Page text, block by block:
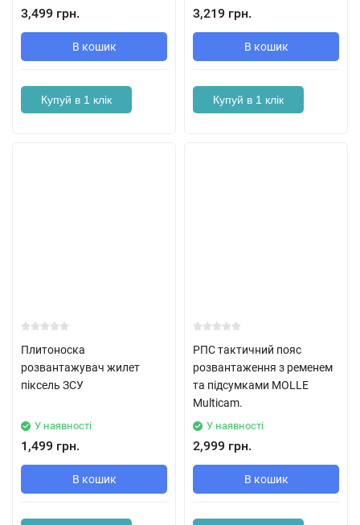
3,499 грн.
В кошик
Купуй в 1 клік
3,219 грн.
В кошик
Купуй в 1 клік
Плитоноска
розвантажувач жилет
піксель ЗСУ
У наявності
1,499 грн.
В кошик
РПС тактичний пояс
розвантаження з ременем
та підсумками MOLLE
Multicam.
У наявності
2,999 грн.
В кошик